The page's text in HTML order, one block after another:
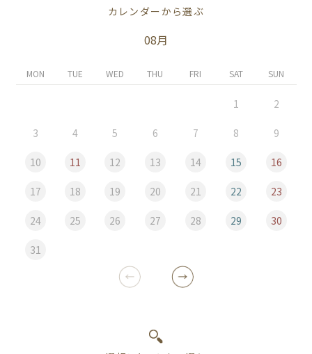
カレンダーから選ぶ
08月
MON TUE WED THU FRI SAT SUN
1 2
3 4 5 6 7 8 9
10 11 12 13 14 15 16
17 18 19 20 21 22 23
24 25 26 27 28 29 30
31